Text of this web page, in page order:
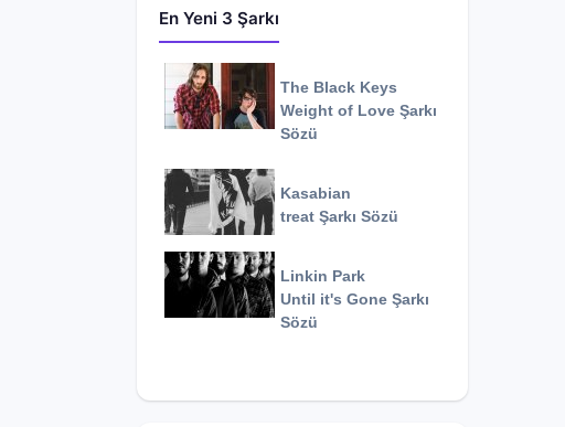
En Yeni 3 Şarkı
The Black Keys
Weight of Love Şarkı
Sözü
Kasabian
treat Şarkı Sözü
Linkin Park
Until it's Gone Şarkı
Sözü